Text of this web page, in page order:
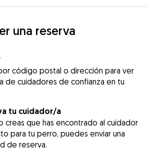
una reserva
código postal o dirección para ver
de cuidadores de confianza en tu
tu cuidador/a
creas que has encontrado al cuidador
para tu perro, puedes enviar una
de reserva.